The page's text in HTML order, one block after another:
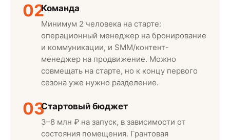
02Команда
Минимум 2 человека на старте:
операционный менеджер на бронирование
и коммуникации, и SMM/контент-
менеджер на продвижение. Можно
совмещать на старте, но к концу первого
сезона уже нужно разделение.
03Стартовый бюджет
3–8 млн ₽ на запуск, в зависимости от
состояния помещения. Грантовая